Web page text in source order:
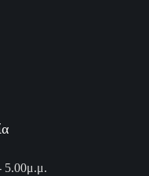
5.00μ.μ.